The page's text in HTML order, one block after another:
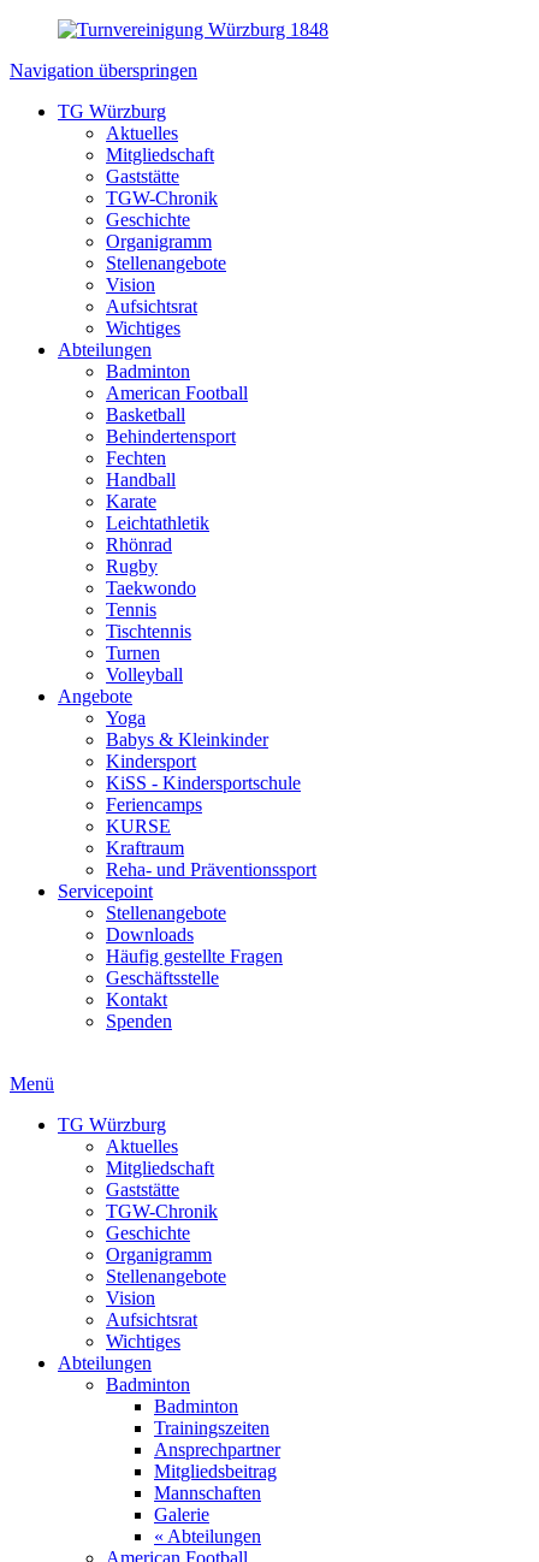
Navigation überspringen
TG Würzburg
Aktuelles
Mitgliedschaft
Gaststätte
TGW-Chronik
Geschichte
Organigramm
Stellenangebote
Vision
Aufsichtsrat
Wichtiges
Abteilungen
Badminton
American Football
Basketball
Behindertensport
Fechten
Handball
Karate
Leichtathletik
Rhönrad
Rugby
Taekwondo
Tennis
Tischtennis
Turnen
Volleyball
Angebote
Yoga
Babys & Kleinkinder
Kindersport
KiSS - Kindersportschule
Feriencamps
KURSE
Kraftraum
Reha- und Präventionssport
Servicepoint
Stellenangebote
Downloads
Häufig gestellte Fragen
Geschäftsstelle
Kontakt
Spenden
Menü
TG Würzburg
Aktuelles
Mitgliedschaft
Gaststätte
TGW-Chronik
Geschichte
Organigramm
Stellenangebote
Vision
Aufsichtsrat
Wichtiges
Abteilungen
Badminton
Badminton
Trainingszeiten
Ansprechpartner
Mitgliedsbeitrag
Mannschaften
Galerie
« Abteilungen
American Football